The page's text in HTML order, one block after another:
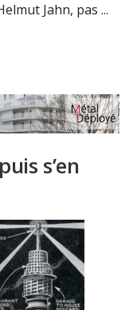
Jahn, pas ...
s’en